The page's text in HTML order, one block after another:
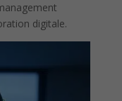
digitale.